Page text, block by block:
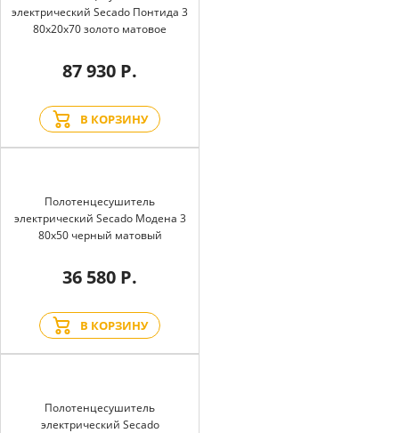
электрический Secado Понтида 3
80x20x70 золото матовое
87 930 Р.
В КОРЗИНУ
Полотенцесушитель
электрический Secado Модена 3
80x50 черный матовый
36 580 Р.
В КОРЗИНУ
Полотенцесушитель
электрический Secado